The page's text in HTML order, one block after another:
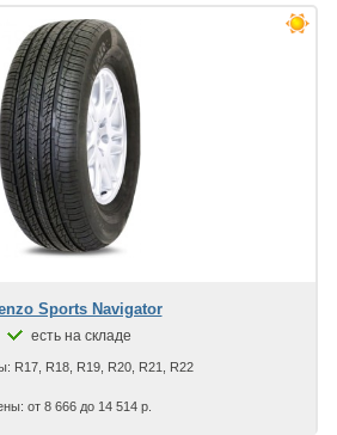
Sports Navigator
есть на складе
R17, R18, R19, R20, R21, R22
от 8 666 до 14 514 р.